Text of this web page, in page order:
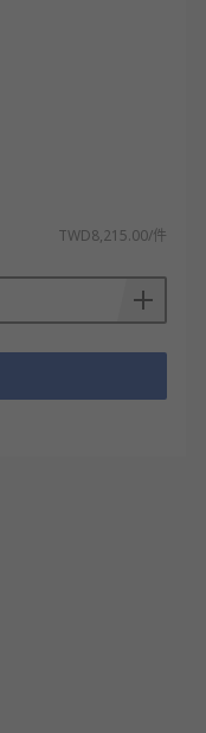
TWD8,215.00/件